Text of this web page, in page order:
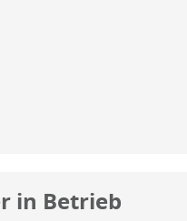
in Betrieb